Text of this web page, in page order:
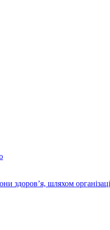
здоров’я, шляхом